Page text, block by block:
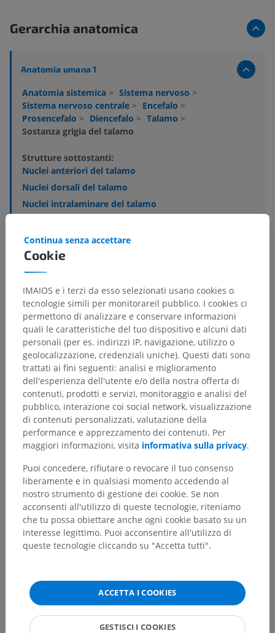
Gerarchia anatomica
Anatomia umana 1
Anatomia sistemica > Sistema nervoso >
Sistema nervoso centrale > Encefalo >
Prosencefalo > Diencefalo > Talamo >
Sostanza grigia del talamo
Strutture sottostanti:
Nuclei anteriori del talamo
Nuclei dorsali del talamo
Nuclei intralaminare del talamo
Nuclei mediani del talamo
Nuclei posteriori del talamo
Nucleo reticolare del talamo
Nuclei ventrali del talamo
Traduzioni
Hai notato un errore?
Non esitare a suggerire una correzione, traduzione o
un miglioramento dei contenuti.
Segnala un problema
SCARICA L'APP
Cookie
Continua senza accettare
IMAIOS e i terzi da esso selezionati usano cookies o
tecnologie simili per monitorareil pubblico. I cookies ci
permettono di analizzare e conservare informazioni
quali le caratteristiche del tuo dispositivo e alcuni dati
personali (per es. indirizzi IP, navigazione, utilizzo o
geolocalizzazione, credenziali uniche). Questi dati sono
trattati ai fini seguenti: analisi e miglioramento
dell'esperienza dell'utente e/o della nostra offerta di
contenuti, prodotti e servizi, monitoraggio e analisi del
pubblico, interazione coi social network, visualizzazione
di contenuti personalizzati, valutazione della
performance e apprezzamento dei contenuti. Per
maggiori informazioni, visita informativa sulla privacy.
Puoi concedere, rifiutare o revocare il tuo consenso
liberamente e in qualsiasi momento accedendo al
nostro strumento di gestione dei cookie. Se non
acconsenti all'utilizzo di queste tecnologie, riteniamo
che tu possa obiettare anche ogni cookie basato su un
interesse legittimo. Puoi acconsentire all'utilizzo di
queste tecnologie cliccando su "Accetta tutti".
ACCETTA I COOKIES
GESTISCI I COOKIES